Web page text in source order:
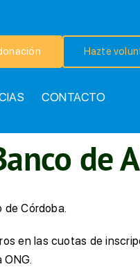
Hazte
CONTACTO
de
de Córdoba.
en las cuotas de